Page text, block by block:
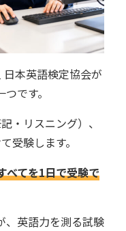
本英語検定協会が
です。
・リスニング）、
受験します。
べてを1日で受験で
、英語力を測る試験